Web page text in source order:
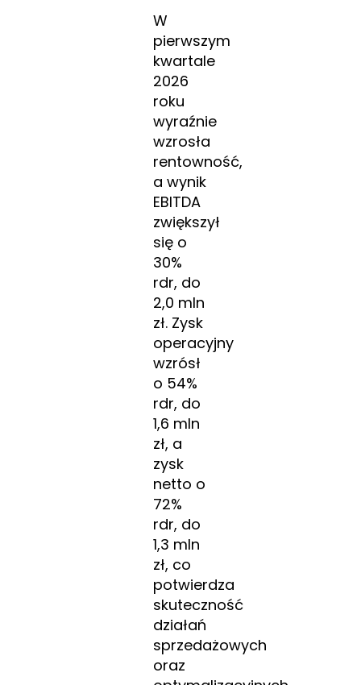
W
pierwszym
kwartale
2026
roku
wyraźnie
wzrosła
rentowność,
a wynik
EBITDA
zwiększył
się o
30%
rdr, do
2,0 mln
zł. Zysk
operacyjny
wzrósł
o 54%
rdr, do
1,6 mln
zł, a
zysk
netto o
72%
rdr, do
1,3 mln
zł, co
potwierdza
skuteczność
działań
sprzedażowych
oraz